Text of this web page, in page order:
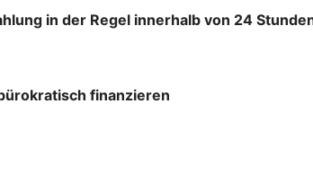
in der Regel innerhalb von 24
finanzieren